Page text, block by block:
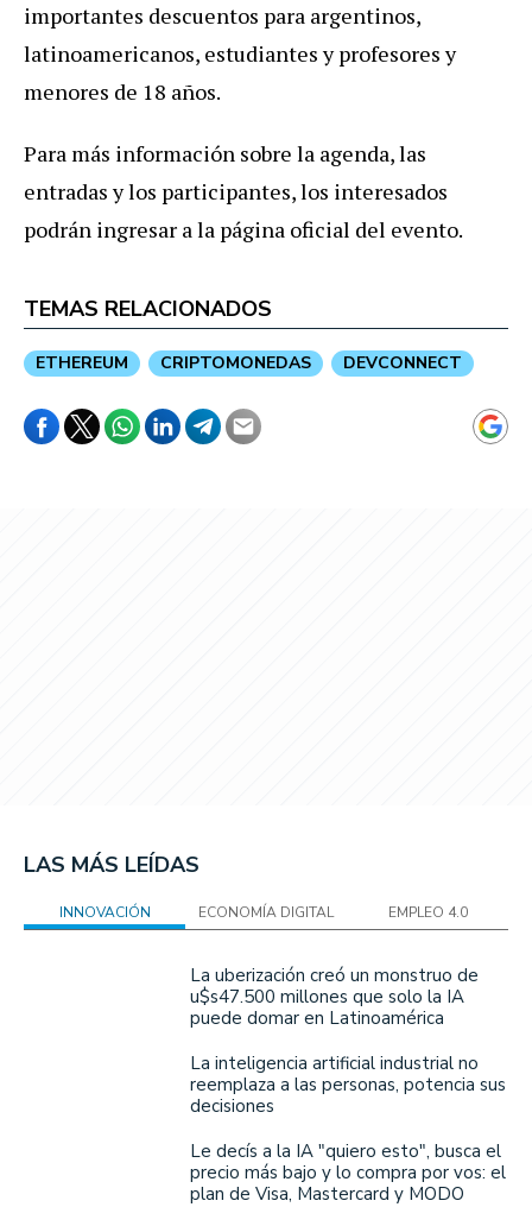
importantes descuentos para argentinos,
latinoamericanos, estudiantes y profesores y
menores de 18 años.
Para más información sobre la agenda, las
entradas y los participantes, los interesados
podrán ingresar a la página oficial del evento.
TEMAS RELACIONADOS
ETHEREUM CRIPTOMONEDAS DEVCONNECT
LAS MÁS LEÍDAS
INNOVACIÓN ECONOMÍA DIGITAL EMPLEO 4.0
La uberización creó un monstruo de
u$s47.500 millones que solo la IA
puede domar en Latinoamérica
La inteligencia artificial industrial no
reemplaza a las personas, potencia sus
decisiones
Le decís a la IA "quiero esto", busca el
precio más bajo y lo compra por vos: el
plan de Visa, Mastercard y MODO